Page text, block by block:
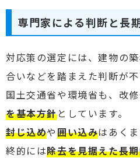
専門家による判断と長
対応策の選定には、建物の
合いなどを踏まえた判断が不
国土交通省や環境省も、改
を基本方針としています。
封じ込めや囲い込みはあく
終的には除去を見据えた長